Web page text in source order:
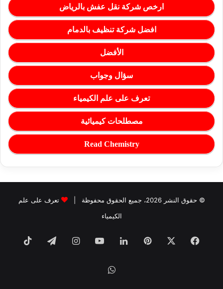
ارخص شركة نقل عفش بالرياض
افضل شركة تنظيف بالدمام
الأفضل
سؤال وجواب
تعرف على علم الكيمياء
مصطلحات كيميائية
Read Chemistry
© حقوق النشر 2026، جميع الحقوق محفوظة |
تعرف على علم
الكيمياء
فيسبوك بينتيريستلينكدإن‫YouTubeانستقرامتيلقرام
واتساب